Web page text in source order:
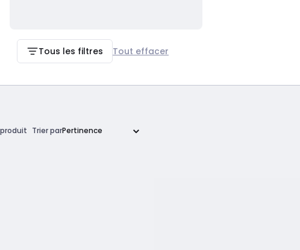
Tous les filtres Tout effacer
produit Trier par